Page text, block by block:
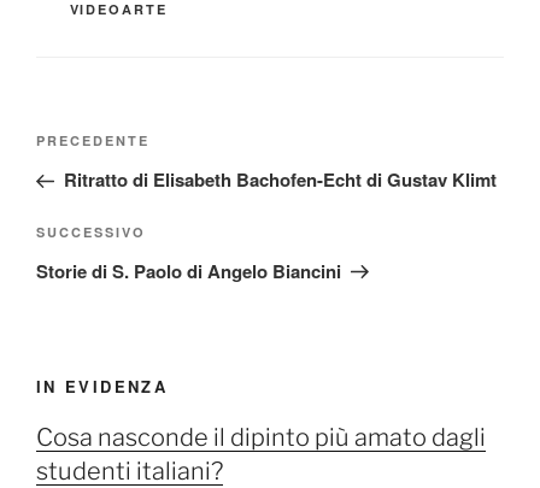
VIDEOARTE
Articolo
precedente:
PRECEDENTE
Ritratto di Elisabeth Bachofen-Echt di Gustav Klimt
Articolo
successivo
SUCCESSIVO
Storie di S. Paolo di Angelo Biancini
IN EVIDENZA
Cosa nasconde il dipinto più amato dagli
studenti italiani?